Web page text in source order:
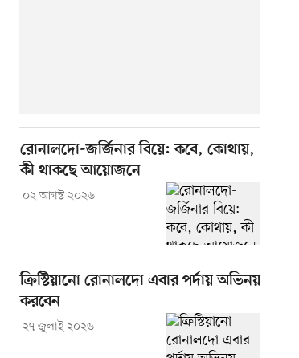
রোনালদো-জর্জিনার বিয়ে: কবে, কোথায়,
কী থাকছে আয়োজনে
০২ আগস্ট ২০২৬
ক্রিস্টিয়ানো রোনালদো এবার পর্দায় অভিনয়
করবেন
২৭ জুলাই ২০২৬